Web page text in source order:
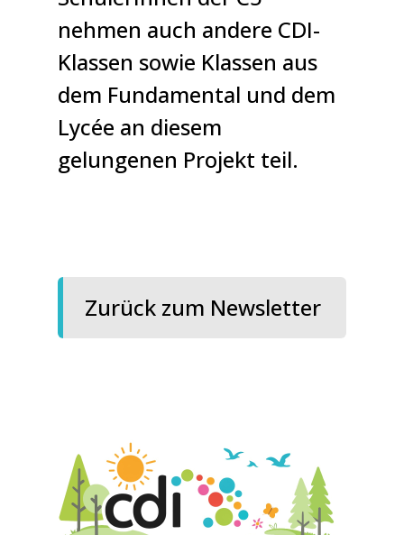
nehmen auch andere CDI-
Klassen sowie Klassen aus
dem Fundamental und dem
Lycée an diesem
gelungenen Projekt teil.
Zurück zum Newsletter